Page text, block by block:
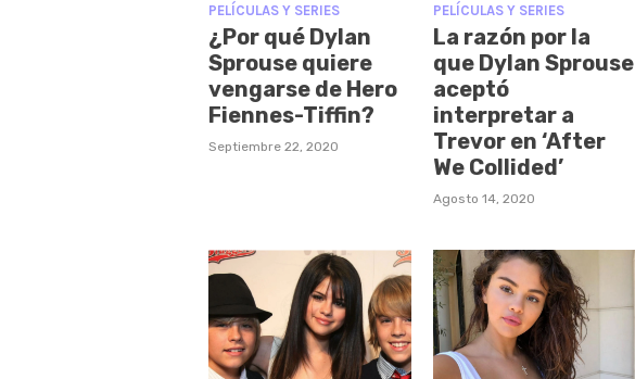
PELÍCULAS Y SERIES
¿Por qué Dylan
Sprouse quiere
vengarse de Hero
Fiennes-Tiffin?
Septiembre 22, 2020
PELÍCULAS Y SERIES
La razón por la
que Dylan Sprouse
aceptó
interpretar a
Trevor en ‘After
We Collided’
Agosto 14, 2020